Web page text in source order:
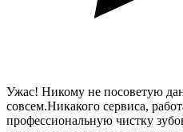
Ужас! Никому не посоветую
совсем.Никакого сервиса,
профессиональную чистку